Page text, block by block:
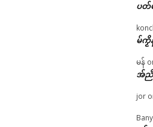
ပတ်
မ်ကၟိ
မန်
အ်
jor